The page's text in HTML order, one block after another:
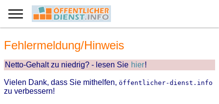
Fehlermeldung/Hinweis
Netto-Gehalt zu niedrig? - lesen Sie hier!
Vielen Dank, dass Sie mithelfen, öffentlicher-dienst.info
zu verbessern!